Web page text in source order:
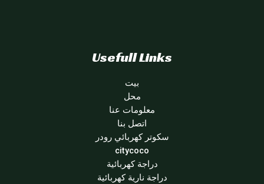
Usefull Links
بيت
محل
معلومات عنا
اتصل بنا
سكوتر كهربائي رودر
citycoco
دراجة كهربائية
دراجة نارية كهربائية